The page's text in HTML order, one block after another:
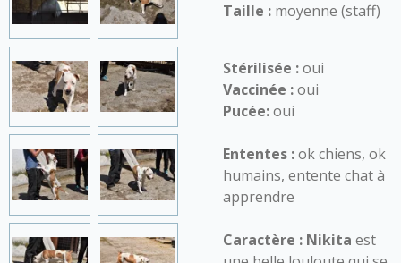
Taille : moyenne (staff)
Stérilisée :oui
Vaccinée :oui
Pucée:oui
Ententes :ok chiens, ok
humains, entente chat à
apprendre
Caractère : Nikita est